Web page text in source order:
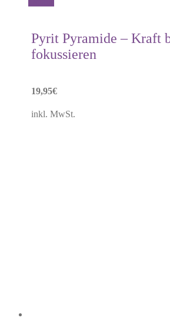
Pyrit Pyramide – Kraft
fokussieren
19,95€
inkl. MwSt.